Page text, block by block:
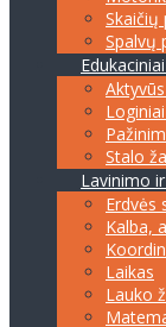
Skaičių
Spalvų
Stalo
Lavinimo
Erdvės
Kalba,
Laikas
Lauko